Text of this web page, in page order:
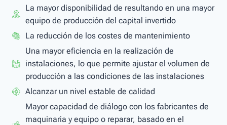
La mayor disponibilidad de resultando en una mayor
equipo de producción del capital invertido
La reducción de los costes de mantenimiento
Una mayor eficiencia en la realización de
instalaciones, lo que permite ajustar el volumen de
producción a las condiciones de las instalaciones
Alcanzar un nivel estable de calidad
Mayor capacidad de diálogo con los fabricantes de
maquinaria y equipo o reparar, basado en el